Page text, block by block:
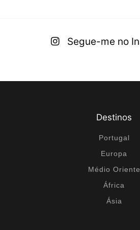
Segue-me no
Destinos
Portugal
Europa
Médio Oriente
África
Ásia